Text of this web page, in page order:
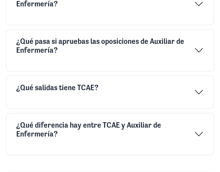
Enfermería?
¿Qué pasa si apruebas las oposiciones de Auxiliar de
Enfermería?
¿Qué salidas tiene TCAE?
¿Qué diferencia hay entre TCAE y Auxiliar de
Enfermería?